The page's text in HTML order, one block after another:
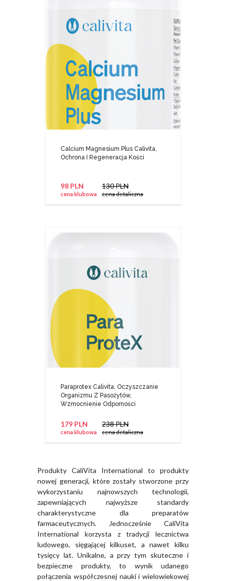
Calcium Magnesium Plus Calivita,
Ochrona I Regeneracja Kości
98 PLN
cena klubowa
130 PLN
cena detaliczna
Paraprotex Calivita, Oczyszczanie
Organizmu Z Pasożytów,
Wzmocnienie Odporności
179 PLN
cena klubowa
238 PLN
cena detaliczna
Produkty CaliVita International to produkty
nowej generacji, które zostały stworzone przy
wykorzystaniu najnowszych technologii,
zapewniających najwyższe standardy
charakterystyczne dla preparatów
farmaceutycznych. Jednocześnie CaliVita
International korzysta z tradycji lecznictwa
ludowego, sięgającej kilkuset, a nawet kilku
tysięcy lat. Unikalne, a przy tym skuteczne i
bezpieczne produkty, to wynik udanego
połączenia współczesnej nauki i wielowiekowej